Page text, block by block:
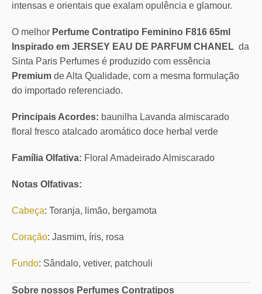
intensas e orientais que exalam opulência e glamour.
O melhor Perfume Contratipo Feminino F816 65ml
Inspirado em JERSEY EAU DE PARFUM CHANEL da
Sinta Paris Perfumes é produzido com essência
Premium de Alta Qualidade, com a mesma formulação
do importado referenciado.
Principais Acordes: baunilha Lavanda almiscarado
floral fresco atalcado aromático doce herbal verde
Família Olfativa: Floral Amadeirado Almiscarado
Notas Olfativas:
Cabeça: Toranja, limão, bergamota
Coração: Jasmim, íris, rosa
Fundo: Sândalo, vetiver, patchouli
Sobre nossos Perfumes Contratipos